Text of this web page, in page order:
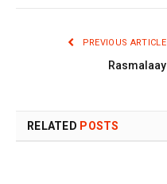
PREVIOUS ARTICLE
Rasmalaay
RELATED POSTS